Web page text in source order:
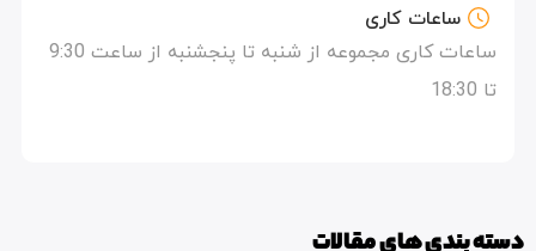
ساعات کاری
ساعات کاری مجموعه از شنبه تا پنجشنبه از ساعت 9:30
تا 18:30